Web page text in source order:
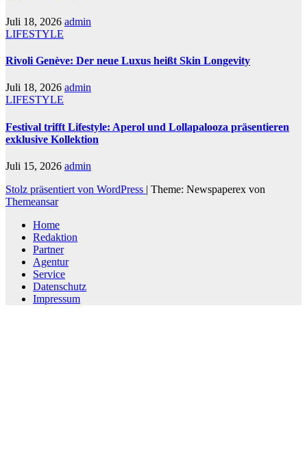
Juli 18, 2026 admin
LIFESTYLE
Rivoli Genève: Der neue Luxus heißt Skin Longevity
Juli 18, 2026 admin
LIFESTYLE
Festival trifft Lifestyle: Aperol und Lollapalooza präsentieren
exklusive Kollektion
Juli 15, 2026 admin
Stolz präsentiert von WordPress | Theme: Newspaperex von
Themeansar
Home
Redaktion
Partner
Agentur
Service
Datenschutz
Impressum